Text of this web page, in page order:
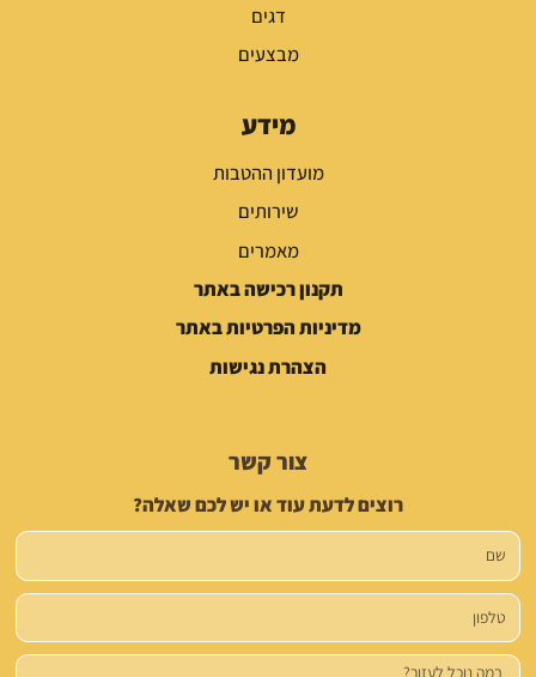
דגים
מבצעים
מידע
מועדון ההטבות
שירותים
מאמרים
תקנון רכישה באתר
מדיניות הפרטיות באתר
הצהרת נגישות
צור קשר
רוצים לדעת עוד או יש לכם שאלה?
שם
טלפון
הודעה